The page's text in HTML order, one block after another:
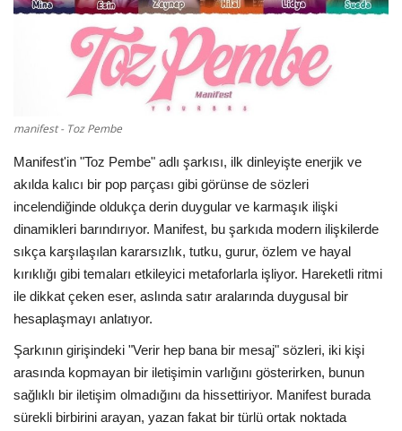
Komik Sözler
ilahi sözleri
Günaydın Mesajları
manifest - Toz Pembe
Manifest'in "Toz Pembe" adlı şarkısı, ilk dinleyişte enerjik ve
akılda kalıcı bir pop parçası gibi görünse de sözleri
incelendiğinde oldukça derin duygular ve karmaşık ilişki
dinamikleri barındırıyor. Manifest, bu şarkıda modern ilişkilerde
sıkça karşılaşılan kararsızlık, tutku, gurur, özlem ve hayal
kırıklığı gibi temaları etkileyici metaforlarla işliyor. Hareketli ritmi
ile dikkat çeken eser, aslında satır aralarında duygusal bir
hesaplaşmayı anlatıyor.
Şarkının girişindeki "Verir hep bana bir mesaj" sözleri, iki kişi
arasında kopmayan bir iletişimin varlığını gösterirken, bunun
sağlıklı bir iletişim olmadığını da hissettiriyor. Manifest burada
sürekli birbirini arayan, yazan fakat bir türlü ortak noktada